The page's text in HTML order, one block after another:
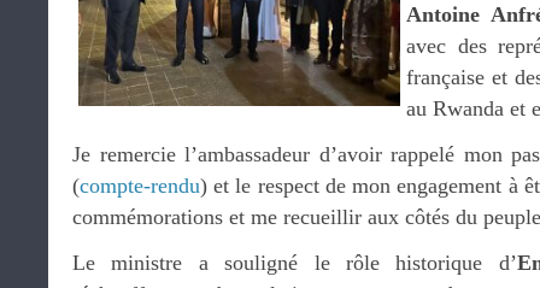
Antoine
avec des
française et
au Rwanda et
Je remercie l’ambassadeur d’avoir rappelé mon
(compte-rendu) et le respect de mon engagement à
commémorations et me recueillir aux côtés du
Le ministre a souligné le rôle historique d’